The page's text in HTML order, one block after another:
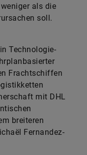
als die
soll.
Technologie-
Frachtschiffen
mit DHL
breiteren
Fernandez-